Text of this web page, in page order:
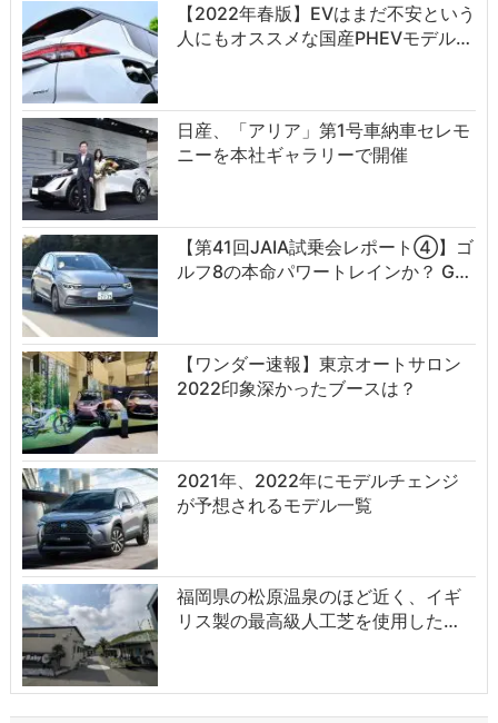
【2022年春版】EVはまだ不安という
人にもオススメな国産PHEVモデル…
日産、「アリア」第1号車納車セレモ
ニーを本社ギャラリーで開催
【第41回JAIA試乗会レポート④】ゴ
ルフ8の本命パワートレインか？ G…
【ワンダー速報】東京オートサロン
2022印象深かったブースは？
2021年、2022年にモデルチェンジ
が予想されるモデル一覧
福岡県の松原温泉のほど近く、イギ
リス製の最高級人工芝を使用した…